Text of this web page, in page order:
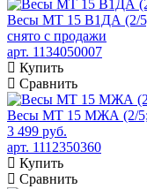
Весы МТ 15 В1ДА (2/
снято с продажи
арт. 1134050007
Купить
Сравнить
Весы МТ 15 МЖА (2/5;
3 499 руб.
арт. 1112350360
Купить
Сравнить